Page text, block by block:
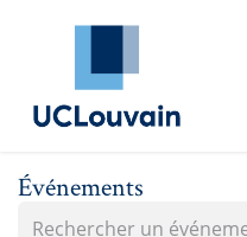
Se rendre au contenu
Événements